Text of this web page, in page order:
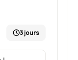
: SQL : Les
3 jours